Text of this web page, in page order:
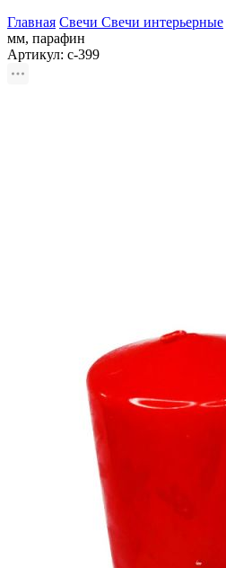
Главная Свечи Свечи интерьерные
мм, парафин
Артикул: с-399